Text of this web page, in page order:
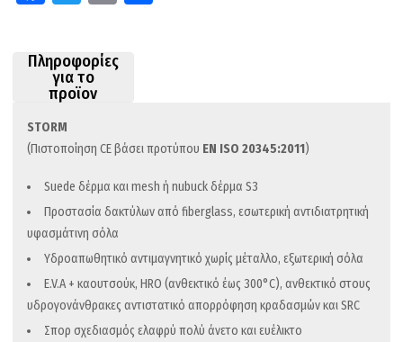
o
o
k
er
τε
Πληροφορίες
για το
προϊον
STORM
(Πιστοποίηση CE βάσει προτύπου ΕΝ ISO 20345:2011)
Suede δέρμα και mesh ή nubuck δέρμα S3
Προστασία δακτύλων από fiberglass, εσωτερική αντιδιατρητική
υφασμάτινη σόλα
Yδροαπωθητικό αντιμαγνητικό χωρίς μέταλλο, εξωτερική σόλα
E.V.A + καουτσούκ, HRO (ανθεκτικό έως 300°C), ανθεκτικό στους
υδρογονάνθρακες αντιστατικό απορρόφηση κραδασμών και SRC
Σπορ σχεδιασμός ελαφρύ πολύ άνετο και ευέλικτο